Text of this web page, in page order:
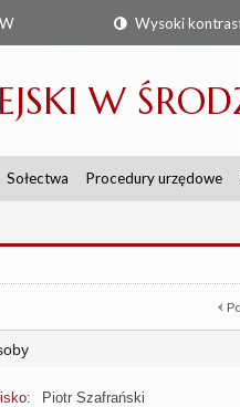
Wysoki
W
Sołectwa Procedury urzędowe
Piotr Szafrański